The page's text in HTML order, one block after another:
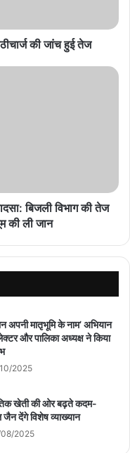
की जांच हुई तेज
बिजली विभाग की तेज
की ली जान
अपनी मातृभूमि के नाम’ अभियान
और पालिका अध्यक्ष ने किया
2025
खेती की ओर बढ़ते कदम-
देंगे विशेष व्याख्यान
2025